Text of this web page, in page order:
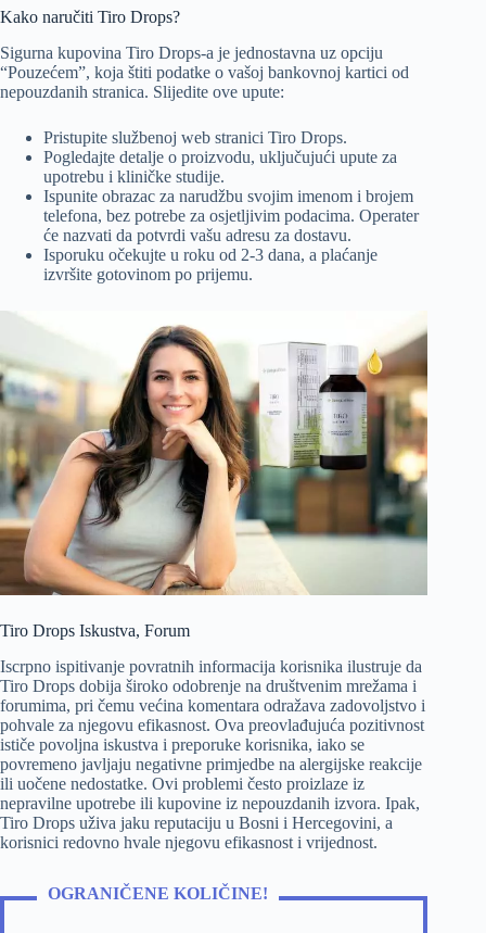
Kako naručiti Tiro Drops?
Sigurna kupovina Tiro Drops-a je jednostavna uz opciju
“Pouzećem”, koja štiti podatke o vašoj bankovnoj kartici od
nepouzdanih stranica. Slijedite ove upute:
Pristupite službenoj web stranici Tiro Drops.
Pogledajte detalje o proizvodu, uključujući upute za
upotrebu i kliničke studije.
Ispunite obrazac za narudžbu svojim imenom i brojem
telefona, bez potrebe za osjetljivim podacima. Operater
će nazvati da potvrdi vašu adresu za dostavu.
Isporuku očekujte u roku od 2-3 dana, a plaćanje
izvršite gotovinom po prijemu.
Tiro Drops Iskustva, Forum
Iscrpno ispitivanje povratnih informacija korisnika ilustruje da
Tiro Drops dobija široko odobrenje na društvenim mrežama i
forumima, pri čemu većina komentara odražava zadovoljstvo i
pohvale za njegovu efikasnost. Ova preovlađujuća pozitivnost
ističe povoljna iskustva i preporuke korisnika, iako se
povremeno javljaju negativne primjedbe na alergijske reakcije
ili uočene nedostatke. Ovi problemi često proizlaze iz
nepravilne upotrebe ili kupovine iz nepouzdanih izvora. Ipak,
Tiro Drops uživa jaku reputaciju u Bosni i Hercegovini, a
korisnici redovno hvale njegovu efikasnost i vrijednost.
OGRANIČENE KOLIČINE!